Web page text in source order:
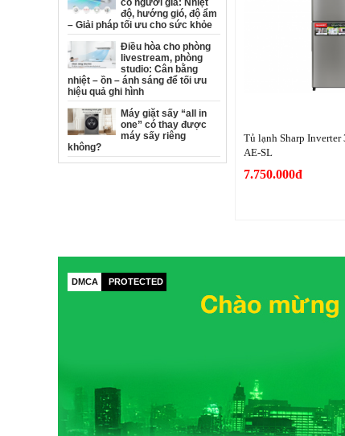
có người già: Nhiệt
độ, hướng gió, độ ẩm
– Giải pháp tối ưu cho sức khỏe
Điều hòa cho phòng
livestream, phòng
studio: Cân bằng
nhiệt – ồn – ánh sáng để tối ưu
hiệu quả ghi hình
Máy giặt sấy “all in
one” có thay được
máy sấy riêng
không?
Tủ lạnh Sharp Inverter
AE-SL
7.750.000đ
DMCA PROTECTED